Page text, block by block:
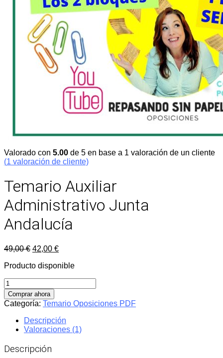
Valorado con 5.00 de 5 en base a 1 valoración de un cliente
(1 valoración de cliente)
Temario Auxiliar
Administrativo Junta
Andalucía
49,00€ El
original
42,00 €El
actual
Producto disponible
Temario
Auxiliar
Administrativo
Junta
Andalucía
cantidad
Comprar ahora
Categoría: Temario Oposiciones PDF
Descripción
Valoraciones (1)
Descripción